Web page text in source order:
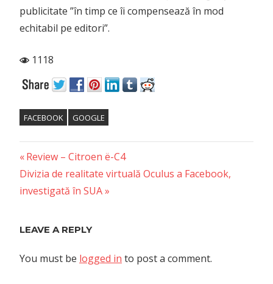
publicitate ”în timp ce îi compensează în mod
echitabil pe editori”.
1118
FACEBOOK GOOGLE
Post
navigation
Previous
Post:
Review – Citroen ë-C4
Next
Post:
Divizia de realitate virtuală Oculus a Facebook,
investigată în SUA
LEAVE A REPLY
You must be logged in to post a comment.